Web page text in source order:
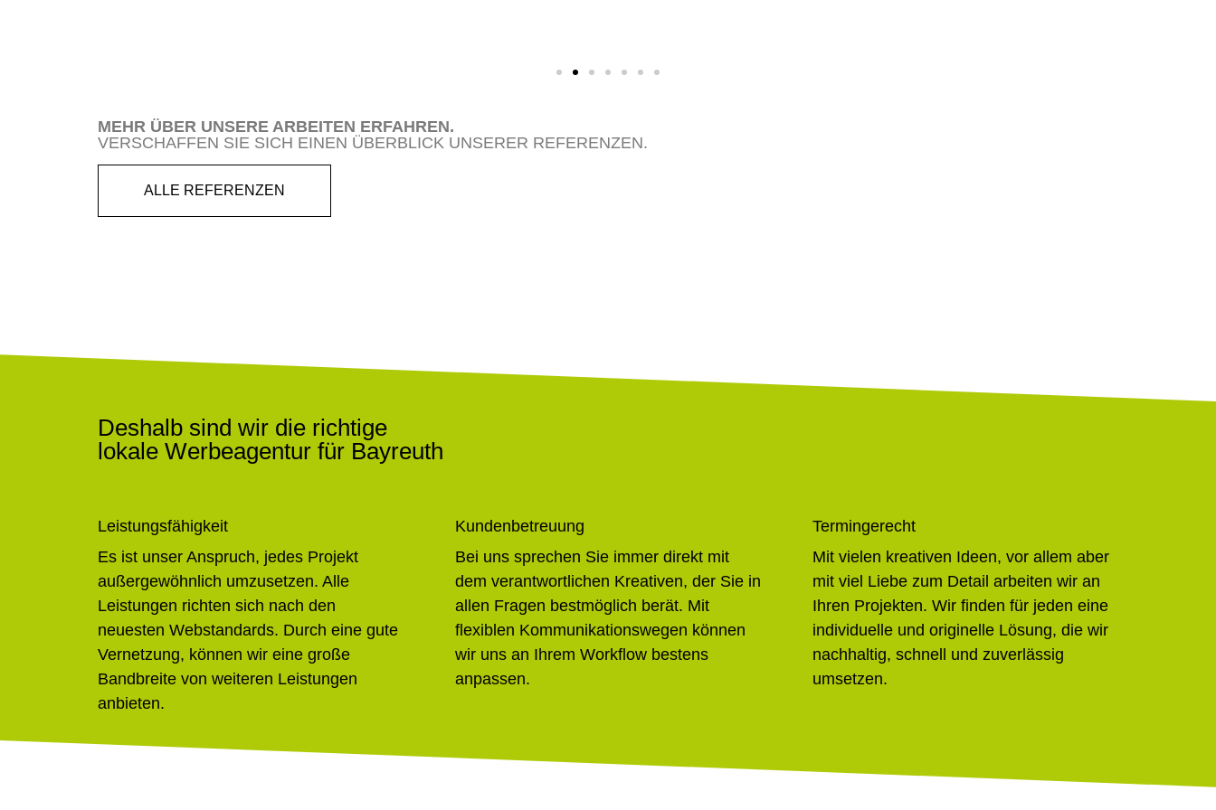
MEHR ÜBER UNSERE ARBEITEN ERFAHREN.
VERSCHAFFEN SIE SICH EINEN ÜBERBLICK UNSERER REFERENZEN.
ALLE REFERENZEN
Deshalb sind wir die richtige
lokale Werbeagentur für Bayreuth
Leistungsfähigkeit
Es ist unser Anspruch, jedes Projekt
außergewöhnlich umzusetzen. Alle
Leistungen richten sich nach den
neuesten Webstandards. Durch eine gute
Vernetzung, können wir eine große
Bandbreite von weiteren Leistungen
anbieten.
Kundenbetreuung
Bei uns sprechen Sie immer direkt mit
dem verantwortlichen Kreativen, der Sie in
allen Fragen bestmöglich berät. Mit
flexiblen Kommunikationswegen können
wir uns an Ihrem Workflow bestens
anpassen.
Termingerecht
Mit vielen kreativen Ideen, vor allem aber
mit viel Liebe zum Detail arbeiten wir an
Ihren Projekten. Wir finden für jeden eine
individuelle und originelle Lösung, die wir
nachhaltig, schnell und zuverlässig
umsetzen.